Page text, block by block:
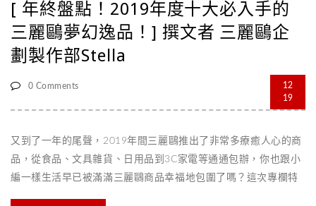
[ 年終盤點！2019年度十大必入手的
三麗鷗夢幻逸品！] 撰文者 三麗鷗企
劃製作部Stella
0 Comments
12
19
又到了一年的尾聲，2019年間三麗鷗推出了非常多療癒人心的商
品，從食品、文具雜貨、日用品到3C家電等通通包辦，你也跟小
編一樣生活早已被滿滿三麗鷗商品幸福地包圍了嗎？這次專欄特